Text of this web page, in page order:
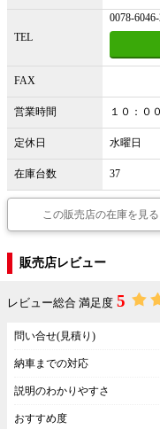
TEL
0078-
FAX
営業時間 １０：０
定休日 水曜日
在庫台数 37
この販売店の在庫を見る
販売店レビュー
レビュー総合 満足度 5
問い合せ(見積り)
納車までの対応
説明のわかりやすさ
おすすめ度